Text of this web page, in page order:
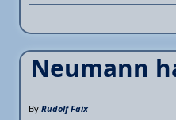
Neumann
By Rudolf Faix